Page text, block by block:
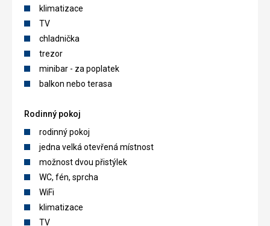
klimatizace
TV
chladnička
trezor
minibar - za poplatek
balkon nebo terasa
Rodinný pokoj
rodinný pokoj
jedna velká otevřená místnost
možnost dvou přistýlek
WC, fén, sprcha
WiFi
klimatizace
TV